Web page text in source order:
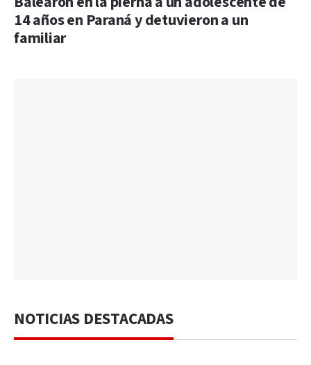
14 años en Paraná y detuvieron a un
familiar
NOTICIAS DESTACADAS